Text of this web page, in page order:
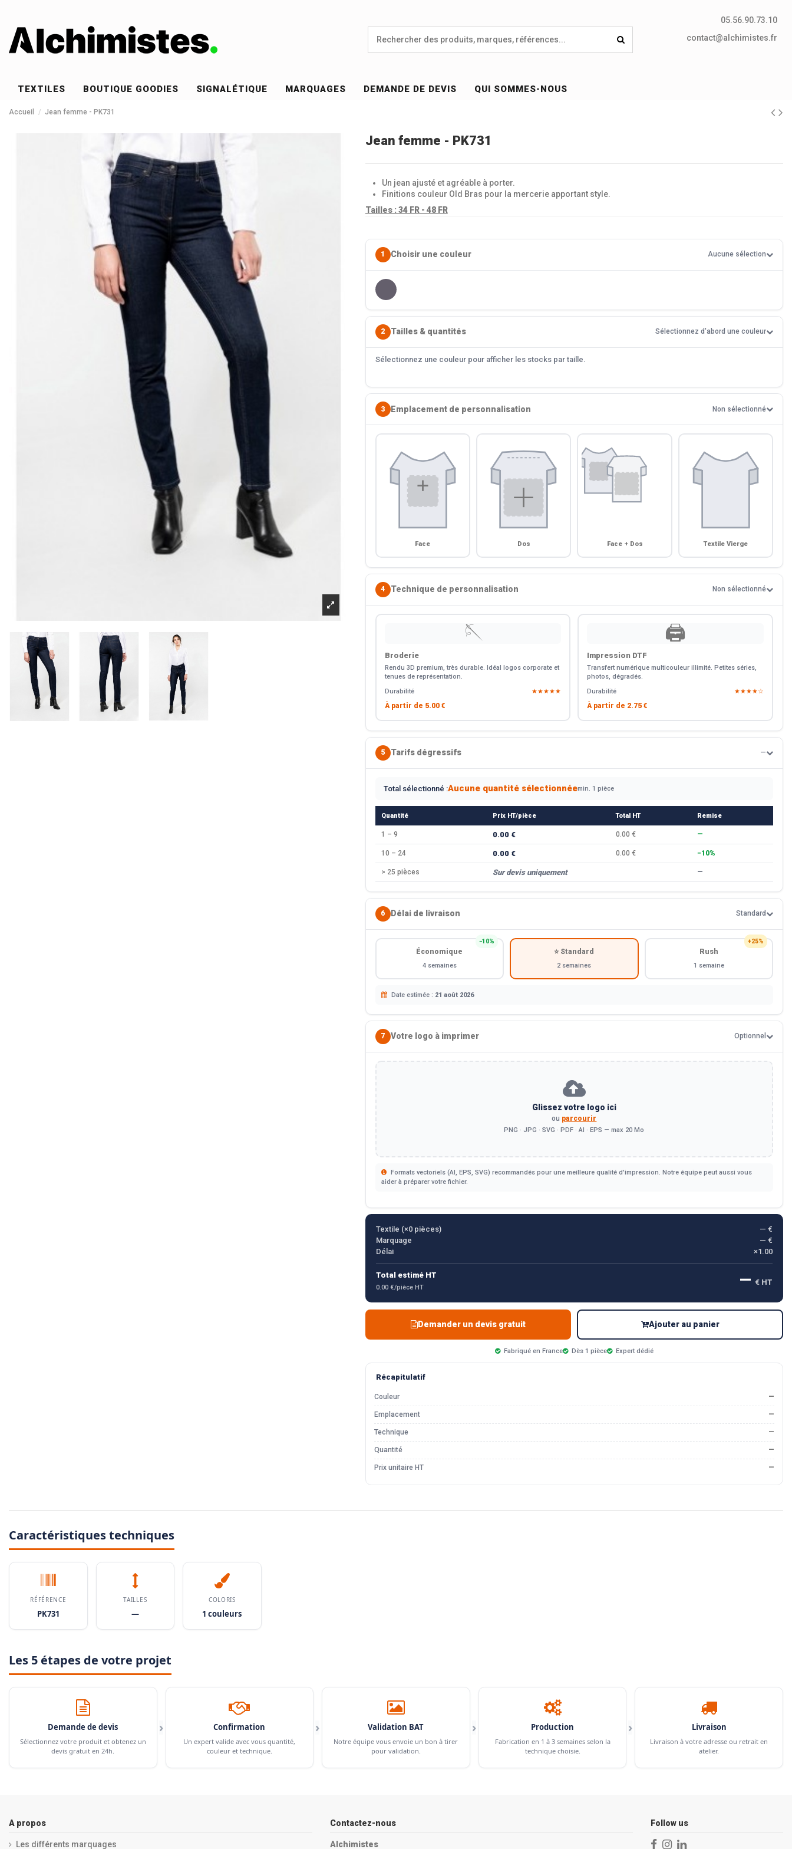
05.56.90.73.10
contact@alchimistes.fr
TEXTILES BOUTIQUE GOODIES SIGNALÉTIQUE MARQUAGES DEMANDE DE DEVIS QUI SOMMES-NOUS
Accueil Jean femme - PK731
Jean femme - PK731
Un jean ajusté et agréable à porter.
Finitions couleur Old Bras pour la mercerie apportant style.
Tailles : 34 FR - 48 FR
1 Choisir une couleur Aucune sélection
2 Tailles & quantités Sélectionnez d'abord une couleur
Sélectionnez une couleur pour afficher les stocks par taille.
3 Emplacement de personnalisation Non sélectionné
Face Dos Face + Dos Textile Vierge
4 Technique de personnalisation Non sélectionné
🪡
Broderie
Rendu 3D premium, très durable. Idéal logos corporate et
tenues de représentation.
Durabilité
★★★★★
À partir de 5.00 €
🖨️
Impression DTF
Transfert numérique multicouleur illimité. Petites séries,
photos, dégradés.
Durabilité
★★★★☆
À partir de 2.75 €
5 Tarifs dégressifs —
Total sélectionné :Aucune quantité sélectionnéemin. 1 pièce
Quantité Prix HT/pièce Total HT Remise
1 – 9 0.00 € 0.00 € —
10 – 24 0.00 € 0.00 € −10%
> 25 pièces Sur devis uniquement —
6 Délai de livraison Standard
−10%
Économique
4 semaines
⭐ Standard
2 semaines
+25%
Rush
1 semaine
Date estimée : 21 août 2026
7 Votre logo à imprimer Optionnel
Glissez votre logo ici
ou parcourir
PNG · JPG · SVG · PDF · AI · EPS — max 20 Mo
Formats vectoriels (AI, EPS, SVG) recommandés pour une meilleure qualité d'impression. Notre équipe peut aussi vous
aider à préparer votre fichier.
Textile (×0pièces)
— €
Marquage
— €
Délai
×1.00
Total estimé HT
0.00 €/pièce HT — € HT
Demander un devis gratuit Ajouter au panier
Fabriqué en France Dès 1 pièce Expert dédié
Récapitulatif
Couleur —
Emplacement —
Technique —
Quantité —
Prix unitaire HT —
Caractéristiques techniques
RÉFÉRENCE
PK731
TAILLES
—
COLORIS
1 couleurs
Les 5 étapes de votre projet
Demande de devis
Sélectionnez votre produit et obtenez un
devis gratuit en 24h.
› Confirmation
Un expert valide avec vous quantité,
couleur et technique.
› Validation BAT
Notre équipe vous envoie un bon à tirer
pour validation.
› Production
Fabrication en 1 à 3 semaines selon la
technique choisie.
› Livraison
Livraison à votre adresse ou retrait en
atelier.
A propos
Les différents marquages
Contactez-nous
Alchimistes
Follow us